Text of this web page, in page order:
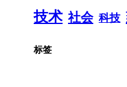
技术 社会 科技
标签